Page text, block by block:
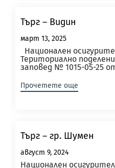
Търг – Видин
март 13, 2025
Национален
Териториално
заповед № 1015-05-25 от
Прочетете още
Търг – гр. Шумен
август 9, 2024
Национален